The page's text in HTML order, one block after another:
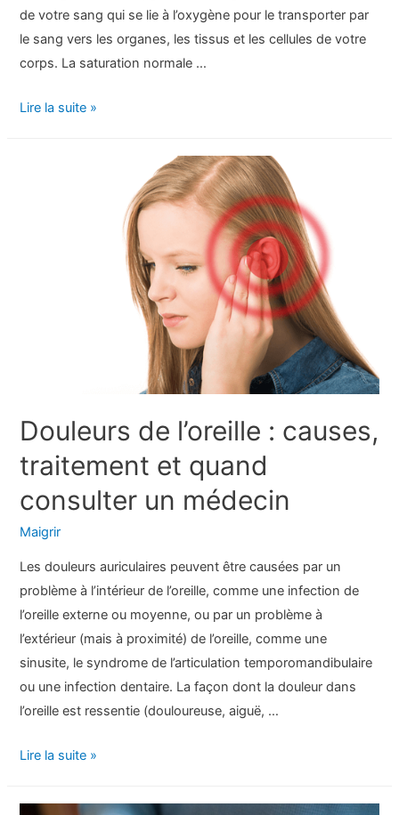
de votre sang qui se lie à l’oxygène pour le transporter par
le sang vers les organes, les tissus et les cellules de votre
corps. La saturation normale …
Comprendre
Lire la suite »
Douleurs de l’oreille : causes,
traitement et quand
consulter un médecin
Maigrir
Les douleurs auriculaires peuvent être causées par un
problème à l’intérieur de l’oreille, comme une infection de
l’oreille externe ou moyenne, ou par un problème à
l’extérieur (mais à proximité) de l’oreille, comme une
sinusite, le syndrome de l’articulation temporomandibulaire
ou une infection dentaire. La façon dont la douleur dans
l’oreille est ressentie (douloureuse, aiguë, …
Douleurs
l’oreille
Lire la suite »